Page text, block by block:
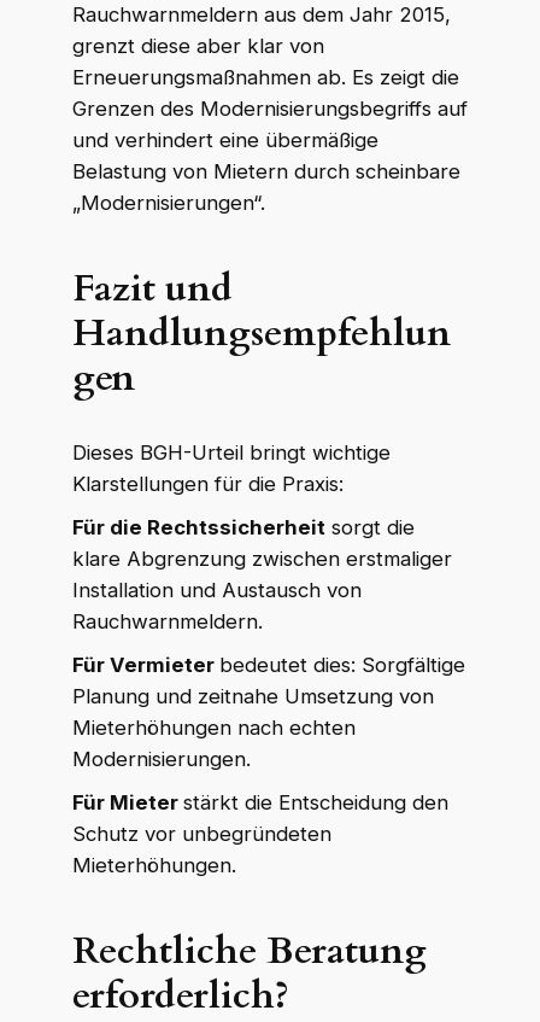
Rauchwarnmeldern aus dem Jahr 2015,
grenzt diese aber klar von
Erneuerungsmaßnahmen ab. Es zeigt die
Grenzen des Modernisierungsbegriffs auf
und verhindert eine übermäßige
Belastung von Mietern durch scheinbare
„Modernisierungen“.
Fazit und
Handlungsempfehlun
gen
Dieses BGH-Urteil bringt wichtige
Klarstellungen für die Praxis:
Für die Rechtssicherheit sorgt die
klare Abgrenzung zwischen erstmaliger
Installation und Austausch von
Rauchwarnmeldern.
Für Vermieter bedeutet dies: Sorgfältige
Planung und zeitnahe Umsetzung von
Mieterhöhungen nach echten
Modernisierungen.
Für Mieter stärkt die Entscheidung den
Schutz vor unbegründeten
Mieterhöhungen.
Rechtliche Beratung
erforderlich?